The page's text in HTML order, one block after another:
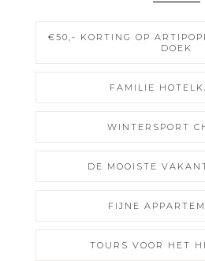
€50,- KORTING OP
DOEK
FAMILIE
WINTERSPORT
DE MOOISTE
FIJNE
TOURS VOOR HET